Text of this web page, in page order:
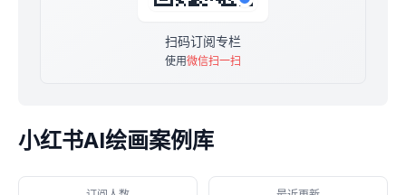
扫码订阅专栏
使用微信扫一扫
小红书AI绘画案例库